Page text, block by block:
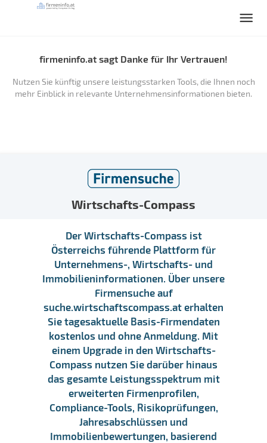
firmeninfo.at sagt Danke für Ihr Vertrauen!
Nutzen Sie künftig unsere leistungsstarken Tools, die Ihnen noch
mehr Einblick in relevante Unternehmensinformationen bieten.
Wirtschafts-Compass
Der Wirtschafts-Compass ist
Österreichs führende Plattform für
Unternehmens-, Wirtschafts- und
Immobilieninformationen. Über unsere
Firmensuche auf
suche.wirtschaftscompass.at erhalten
Sie tagesaktuelle Basis-Firmendaten
kostenlos und ohne Anmeldung. Mit
einem Upgrade in den Wirtschafts-
Compass nutzen Sie darüber hinaus
das gesamte Leistungsspektrum mit
erweiterten Firmenprofilen,
Compliance-Tools, Risikoprüfungen,
Jahresabschlüssen und
Immobilienbewertungen, basierend